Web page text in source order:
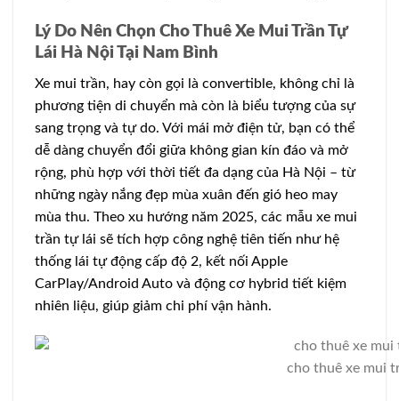
Lý Do Nên Chọn Cho Thuê Xe Mui Trần Tự
Lái Hà Nội Tại Nam Bình
Xe mui trần, hay còn gọi là convertible, không chỉ là
phương tiện di chuyển mà còn là biểu tượng của sự
sang trọng và tự do. Với mái mở điện tử, bạn có thể
dễ dàng chuyển đổi giữa không gian kín đáo và mở
rộng, phù hợp với thời tiết đa dạng của Hà Nội – từ
những ngày nắng đẹp mùa xuân đến gió heo may
mùa thu. Theo xu hướng năm 2025, các mẫu xe mui
trần tự lái sẽ tích hợp công nghệ tiên tiến như hệ
thống lái tự động cấp độ 2, kết nối Apple
CarPlay/Android Auto và động cơ hybrid tiết kiệm
nhiên liệu, giúp giảm chi phí vận hành.
cho thuê xe mui